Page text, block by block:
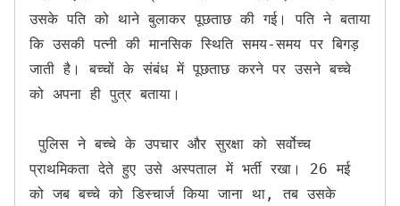
उसके पति को थाने बुलाकर पूछताछ की गई। पति ने बताया
कि उसकी पत्नी की मानसिक स्थिति समय-समय पर बिगड़
जाती है। बच्चों के संबंध में पूछताछ करने पर उसने बच्चे
को अपना ही पुत्र बताया।
पुलिस ने बच्चे के उपचार और सुरक्षा को सर्वोच्च
प्राथमिकता देते हुए उसे अस्पताल में भर्ती रखा। 26 मई
को जब बच्चे को डिस्चार्ज किया जाना था, तब उसके